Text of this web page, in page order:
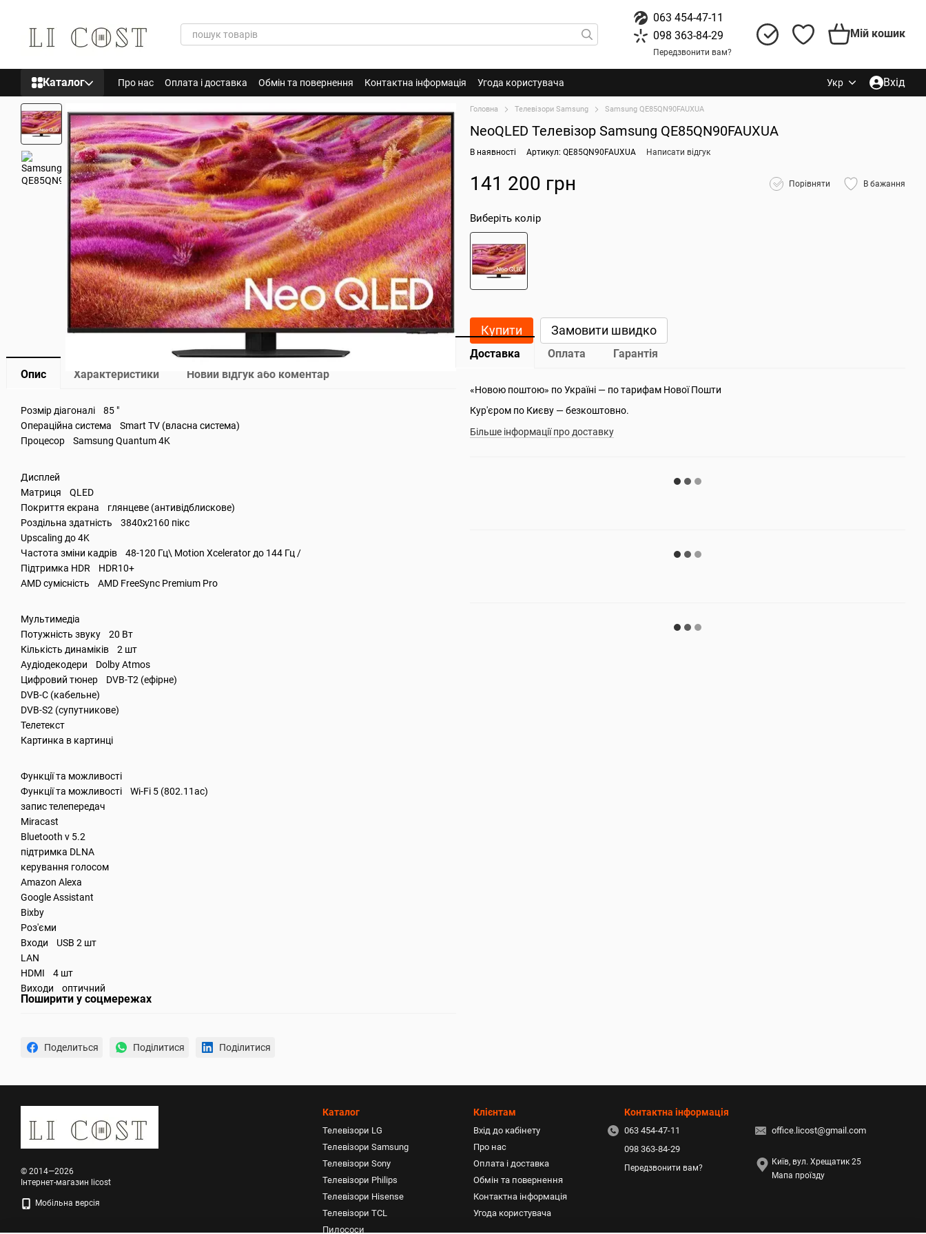
063 454-47-11
098 363-84-29
Передзвонити вам?
Мій кошик
Каталог Про нас Оплата і доставка Обмін та повернення Контактна інформація Угода користувача Укр Вхід
Опис Характеристики Новий відгук або коментар
Розмір діагоналі 85 "
Операційна система Smart TV (власна система)
Процесор Samsung Quantum 4K
Дисплей
Матриця QLED
Покриття екрана глянцеве (антивідблискове)
Роздільна здатність 3840x2160 пікс
Upscaling до 4K
Частота зміни кадрів 48-120 Гц\ Motion Xcelerator до 144 Гц /
Підтримка HDR HDR10+
AMD сумісність AMD FreeSync Premium Pro
Мультимедіа
Потужність звуку 20 Вт
Кількість динаміків 2 шт
Аудіодекодери Dolby Atmos
Цифровий тюнер DVB-T2 (ефірне)
DVB-C (кабельне)
DVB-S2 (супутникове)
Телетекст
Картинка в картинці
Функції та можливості
Функції та можливості Wi-Fi 5 (802.11ac)
запис телепередач
Miracast
Bluetooth v 5.2
підтримка DLNA
керування голосом
Amazon Alexa
Google Assistant
Bixby
Роз'єми
Входи USB 2 шт
LAN
HDMI 4 шт
Виходи оптичний
Поширити у соцмережах
Поделиться Поділитися Поділитися
Головна Телевізори Samsung Samsung QE85QN90FAUXUA
NeoQLED Телевізор Samsung QE85QN90FAUXUA
В наявності Артикул: QE85QN90FAUXUA Написати відгук
141 200 грн Порівняти В бажання
Виберіть колір
Купити Замовити швидко
Доставка Оплата Гарантія
«Новою поштою» по Україні — по тарифам Нової Пошти
Кур'єром по Києву — безкоштовно.
Більше інформації про доставку
© 2014—2026
Інтернет-магазин licost
Мобільна версія
Каталог
Телевізори LG
Телевізори Samsung
Телевізори Sony
Телевізори Philips
Телевізори Hisense
Телевізори TCL
Пилососи
Клієнтам
Вхід до кабінету
Про нас
Оплата і доставка
Обмін та повернення
Контактна інформація
Угода користувача
Контактна інформація
063 454-47-11
098 363-84-29
Передзвонити вам?
office.licost@gmail.com
Київ, вул. Хрещатик 25
Мапа проїзду